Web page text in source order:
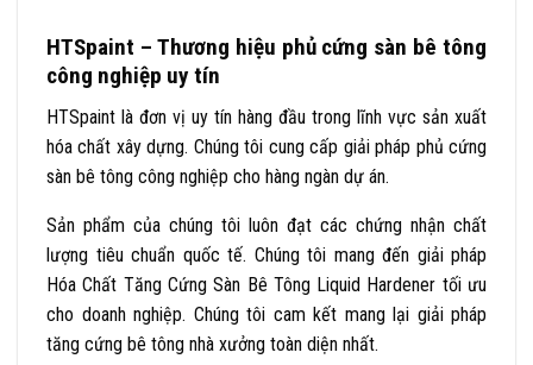
HTSpaint – Thương hiệu phủ cứng sàn bê tông
công nghiệp uy tín
HTSpaint là đơn vị uy tín hàng đầu trong lĩnh vực sản xuất
hóa chất xây dựng. Chúng tôi cung cấp giải pháp phủ cứng
sàn bê tông công nghiệp cho hàng ngàn dự án.
Sản phẩm của chúng tôi luôn đạt các chứng nhận chất
lượng tiêu chuẩn quốc tế. Chúng tôi mang đến giải pháp
Hóa Chất Tăng Cứng Sàn Bê Tông Liquid Hardener tối ưu
cho doanh nghiệp. Chúng tôi cam kết mang lại giải pháp
tăng cứng bê tông nhà xưởng toàn diện nhất.